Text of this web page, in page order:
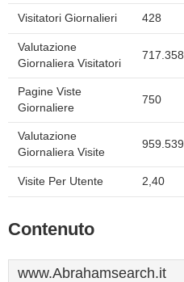
Visitatori Giornalieri 428
Valutazione
Giornaliera Visitatori
717.358
Pagine Viste
Giornaliere
750
Valutazione
Giornaliera Visite
959.539
Visite Per Utente 2,40
Contenuto
www.Abrahamsearch.it